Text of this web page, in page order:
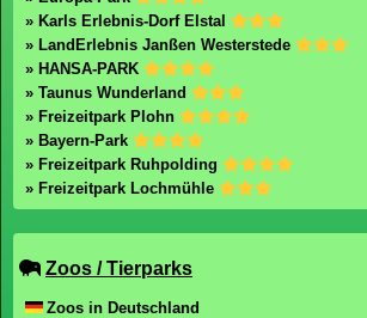
» Karls Erlebnis-Dorf Elstal
» LandErlebnis Janßen Westerstede
» HANSA-PARK
» Taunus Wunderland
» Freizeitpark Plohn
» Bayern-Park
» Freizeitpark Ruhpolding
» Freizeitpark Lochmühle
Zoos / Tierparks
Zoos in Deutschland